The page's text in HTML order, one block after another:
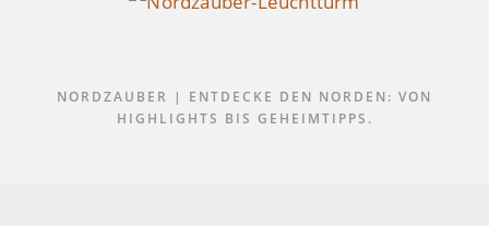
NORDZAUBER | ENTDECKE DEN NORDEN: VON
HIGHLIGHTS BIS GEHEIMTIPPS.